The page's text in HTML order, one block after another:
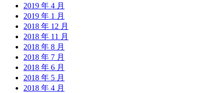
2019 年 4 月
2019 年 1 月
2018 年 12 月
2018 年 11 月
2018 年 8 月
2018 年 7 月
2018 年 6 月
2018 年 5 月
2018 年 4 月